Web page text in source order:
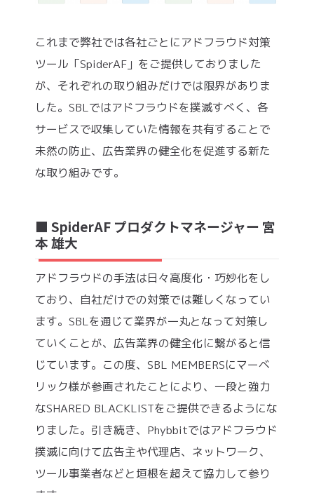
これまで弊社では各社ごとにアドフラウド対策
ツール「SpiderAF」をご提供しておりました
が、それぞれの取り組みだけでは限界がありま
した。SBLではアドフラウドを撲滅すべく、各
サービスで収集していた情報を共有することで
未然の防止、広告業界の健全化を促進する新た
な取り組みです。
■ SpiderAF プロダクトマネージャー 宮
本 雄大
アドフラウドの手法は日々高度化・巧妙化をし
ており、自社だけでの対策では難しくなってい
ます。SBLを通じて業界が一丸となって対策し
ていくことが、広告業界の健全化に繋がると信
じています。この度、SBL MEMBERSにマーベ
リック様が参画されたことにより、一段と強力
なSHARED BLACKLISTをご提供できるようにな
りました。引き続き、Phybbitではアドフラウド
撲滅に向けて広告主や代理店、ネットワーク、
ツール事業者などと垣根を超えて協力して参り